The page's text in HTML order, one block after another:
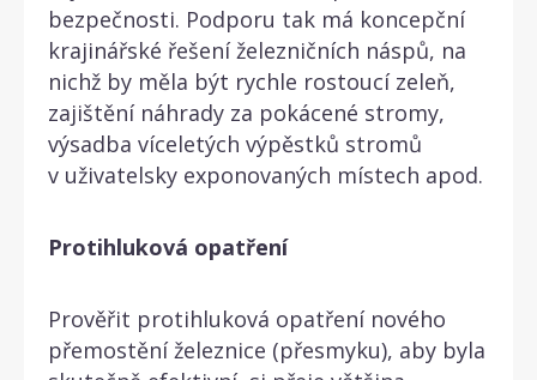
bezpečnosti. Podporu tak má koncepční
krajinářské řešení železničních náspů, na
nichž by měla být rychle rostoucí zeleň,
zajištění náhrady za pokácené stromy,
výsadba víceletých výpěstků stromů
v uživatelsky exponovaných místech apod.
Protihluková opatření
Prověřit protihluková opatření nového
přemostění železnice (přesmyku), aby byla